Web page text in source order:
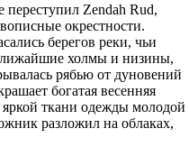
переступил Zendah Rud,
окрестности.
берегов реки, чьи
холмы и низины,
рябью от дуновений
богатая весенняя
яркой ткани одежды молодой
разложил на облаках,